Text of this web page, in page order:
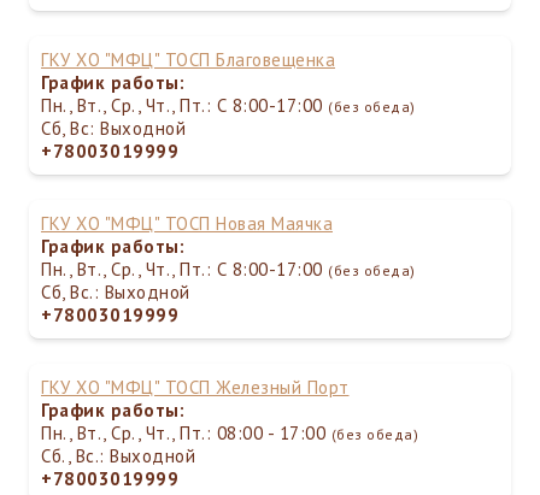
ГКУ ХО "МФЦ" ТОСП Благовещенка
График работы:
Пн., Вт., Ср., Чт., Пт.: С 8:00-17:00 (без обеда)
Сб, Вс: Выходной
+78003019999
ГКУ ХО "МФЦ" ТОСП Новая Маячка
График работы:
Пн., Вт., Ср., Чт., Пт.: С 8:00-17:00 (без обеда)
Сб, Вс.: Выходной
+78003019999
ГКУ ХО "МФЦ" ТОСП Железный Порт
График работы:
Пн., Вт., Ср., Чт., Пт.: 08:00 - 17:00 (без обеда)
Сб., Вс.: Выходной
+78003019999